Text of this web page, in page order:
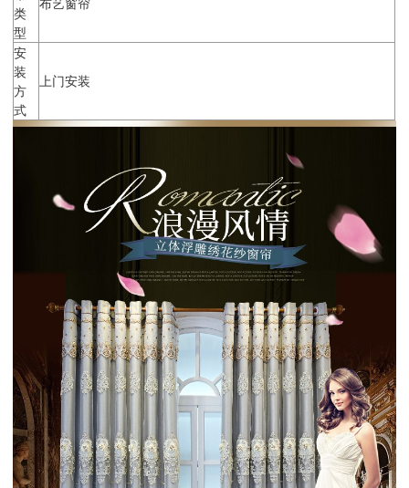
类
型
安
装
方
式
上门安装